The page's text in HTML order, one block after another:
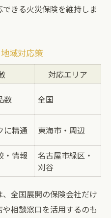
きる火災保険を維持しま
域対応策
対応エリア
数 全国
に精通 東海市・周辺
・情報
名古屋市緑区・
刈谷
全国展開の保険会社だけ
相談窓口を活用するのも